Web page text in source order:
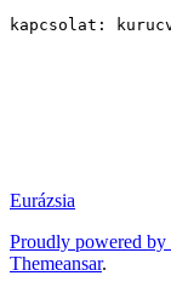
kapcsolat:
Eurázsia
Proudly powered by
Themeansar.